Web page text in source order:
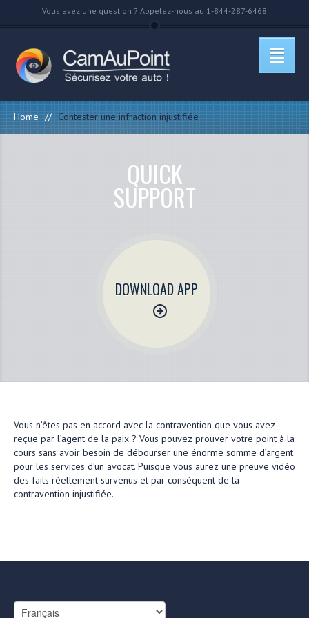
Vous avez une question ? Appelez-nous au 1-844-287-6468
Home // Contester une infraction injustifiée
QUICK
SUPPORT
DOWNLOAD APP
Vous n’êtes pas en accord avec la contravention que vous avez
reçue par l’agent de la paix ? Vous pouvez prouver votre point à la
cours sans avoir besoin de débourser une énorme somme d’argent
pour les services d’un avocat. Puisque vous aurez une preuve vidéo
des faits réellement survenus et par conséquent de la
contravention injustifiée.
Choisir